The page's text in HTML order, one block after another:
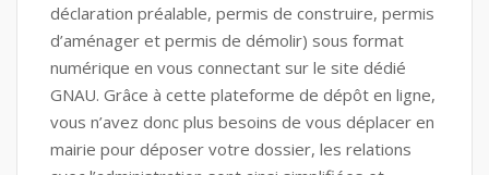
déclaration préalable, permis de construire, permis
d’aménager et permis de démolir) sous format
numérique en vous connectant sur le site dédié
GNAU. Grâce à cette plateforme de dépôt en ligne,
vous n’avez donc plus besoins de vous déplacer en
mairie pour déposer votre dossier, les relations